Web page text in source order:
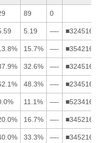
89 0
5.19 —- ■324516
15.7% —- ■354216
32.6% —- ■324516
48.3% —- ■234516
11.1% —- ■523416
16.7% —- ■345216
33.3% —- ■345216